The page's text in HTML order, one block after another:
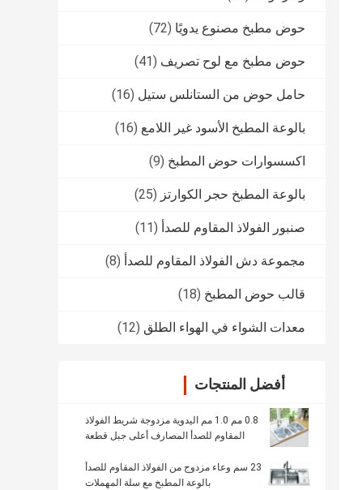
حوض مطبخ مصنوع يدويًا (72)
حوض مطبخ مع لوح تصريف (41)
حامل حوض من الستانلس ستيل (16)
بالوعة المطبخ الأسود غير اللامع (16)
اكسسوارات حوض المطبخ (9)
بالوعة المطبخ حجر الكوارتز (25)
صنبور الفولاذ المقاوم للصدأ (11)
مجموعة دش الفولاذ المقاوم للصدأ (8)
قالب حوض المطبخ (18)
معدات الشواء في الهواء الطلق (12)
أفضل المنتجات
0.8 مم 1.0 مم اليدوية مزدوجة شريط الفولاذ
المقاوم للصدأ المصارف أعلى جبل قطعة
23 سم وعاء مزدوج من الفولاذ المقاوم للصدأ
بالوعة المطبخ مع سلة المهملات